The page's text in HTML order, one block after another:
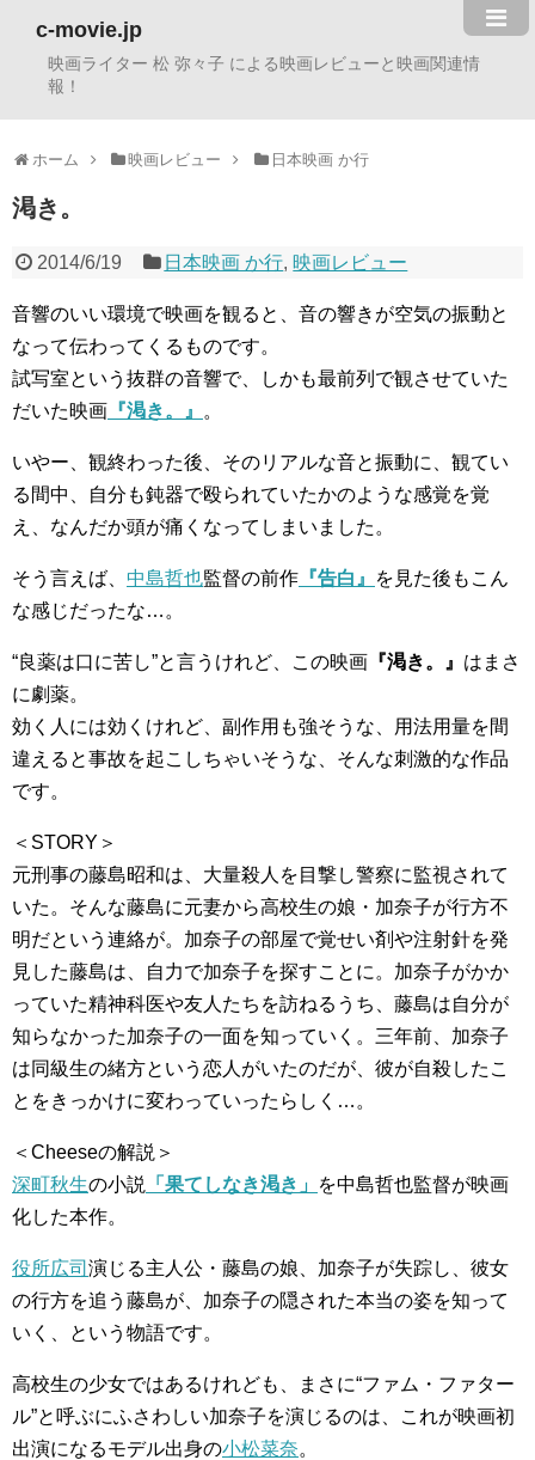
c-movie.jp
映画ライター 松 弥々子 による映画レビューと映画関連情
報！
ホーム 映画レビュー 日本映画 か行
渇き。
2014/6/19 日本映画 か行, 映画レビュー
音響のいい環境で映画を観ると、音の響きが空気の振動と
なって伝わってくるものです。
試写室という抜群の音響で、しかも最前列で観させていた
だいた映画 『渇き。』 。
いやー、観終わった後、そのリアルな音と振動に、観てい
る間中、自分も鈍器で殴られていたかのような感覚を覚
え、なんだか頭が痛くなってしまいました。
そう言えば、 中島哲也監督の前作 『告白』
を見た後もこん
な感じだったな…。
“良薬は口に苦し”と言うけれど、この映画 『渇き。』 はまさ
に劇薬。
効く人には効くけれど、副作用も強そうな、用法用量を間
違えると事故を起こしちゃいそうな、そんな刺激的な作品
です。
＜STORY＞
元刑事の藤島昭和は、大量殺人を目撃し警察に監視されて
いた。そんな藤島に元妻から高校生の娘・加奈子が行方不
明だという連絡が。加奈子の部屋で覚せい剤や注射針を発
見した藤島は、自力で加奈子を探すことに。加奈子がかか
っていた精神科医や友人たちを訪ねるうち、藤島は自分が
知らなかった加奈子の一面を知っていく。三年前、加奈子
は同級生の緒方という恋人がいたのだが、彼が自殺したこ
とをきっかけに変わっていったらしく…。
＜Cheeseの解説＞
深町秋生の小説 「果てしなき渇き」 を中島哲也監督が映画
化した本作。
役所広司 演じる主人公・藤島の娘、加奈子が失踪し、彼女
の行方を追う藤島が、加奈子の隠された本当の姿を知って
いく、という物語です。
高校生の少女ではあるけれども、まさに“ファム・ファター
ル”と呼ぶにふさわしい加奈子を演じるのは、これが映画初
出演になるモデル出身の小松菜奈。